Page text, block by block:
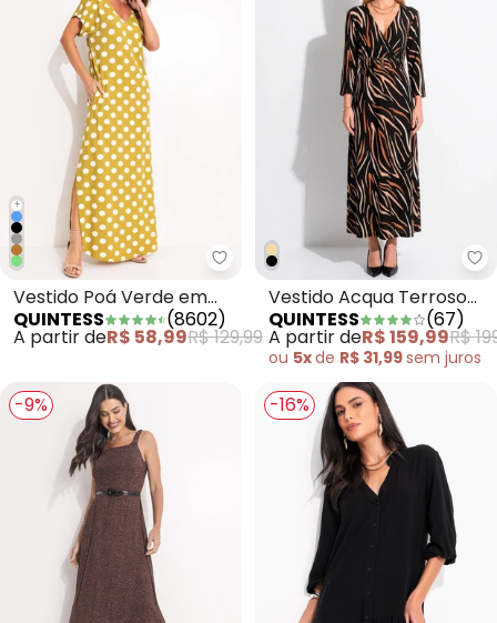
+
Quintess - Vestido Poá Verde
Vestido Poá Verde em
Malha de Viscose
QUINTESS (8602)
A partir deR$ 58,99R$ 129,99
Vestido Acqua Terroso
em Malha de Viscose
QUINTESS (67)
A partir deR$ 159,99R$
ou 5xde R$ 31,99sem juros
-9% -16%